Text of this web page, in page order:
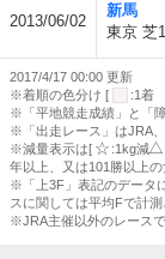
2013/06/02
新馬
東京 芝
2017/4/17 00:00 更新
※着順の色分け [
:1着
※「平地競走成績」と「
※「出走レース」はJRA
※減量表示は[
:1kg減
年以上、又は101勝以上の
※「上3F」表記のデータ
スに関しては平均Fで計測
※JRA主催以外のレース